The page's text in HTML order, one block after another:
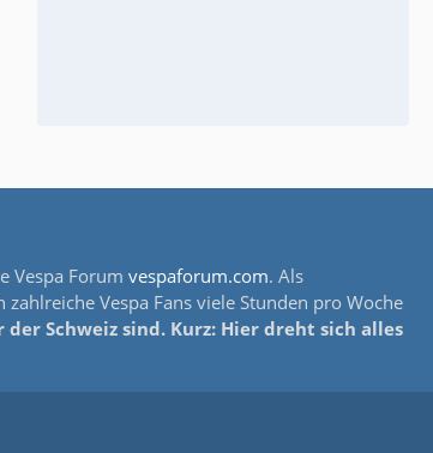
Vespa Forum vespaforum.com. Als
Vespa Fans viele Stunden pro Woche
Schweiz sind. Kurz: Hier dreht sich alles